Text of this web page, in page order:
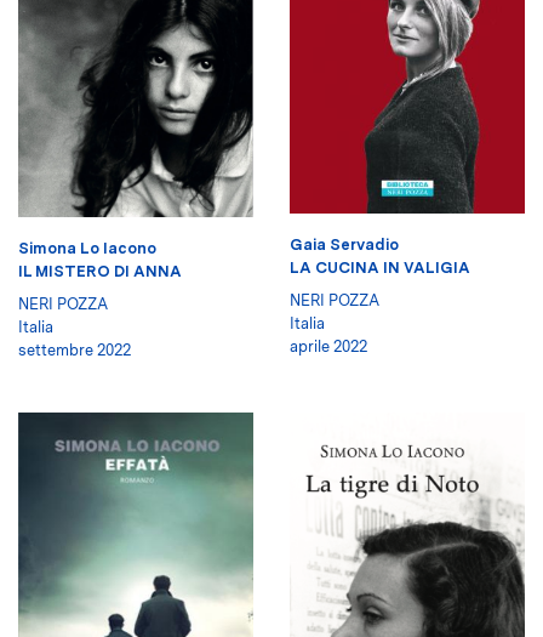
Simona Lo Iacono
IL MISTERO DI ANNA
NERI POZZA
Italia
settembre 2022
Gaia Servadio
LA CUCINA IN VALIGIA
NERI POZZA
Italia
aprile 2022